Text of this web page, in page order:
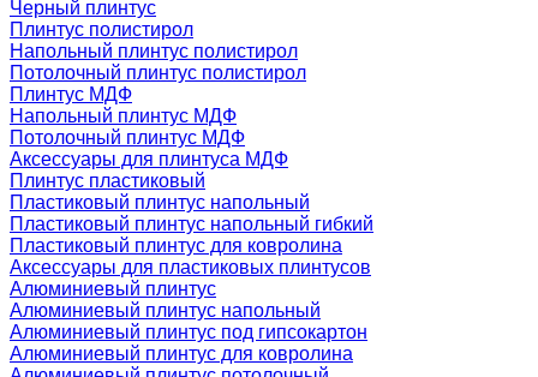
Черный плинтус
Плинтус полистирол
Напольный плинтус полистирол
Потолочный плинтус полистирол
Плинтус МДФ
Напольный плинтус МДФ
Потолочный плинтус МДФ
Аксессуары для плинтуса МДФ
Плинтус пластиковый
Пластиковый плинтус напольный
Пластиковый плинтус напольный гибкий
Пластиковый плинтус для ковролина
Аксессуары для пластиковых плинтусов
Алюминиевый плинтус
Алюминиевый плинтус напольный
Алюминиевый плинтус под гипсокартон
Алюминиевый плинтус для ковролина